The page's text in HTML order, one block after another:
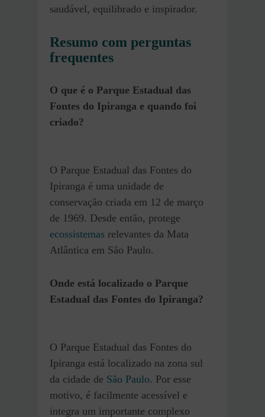
saudável, equilibrado e inspirador.
Resumo com perguntas
frequentes
O que é o Parque Estadual das
Fontes do Ipiranga e quando foi
criado?
O Parque Estadual das Fontes do
Ipiranga é uma unidade de
conservação criada em 12 de março
de 1969. Desde então, protege
ecossistemas relevantes da Mata
Atlântica em São Paulo.
Onde está localizado o Parque
Estadual das Fontes do Ipiranga?
O Parque Estadual das Fontes do
Ipiranga está localizado na zona sul
da cidade de São Paulo. Por esse
motivo, é facilmente acessível e
integra um importante complexo